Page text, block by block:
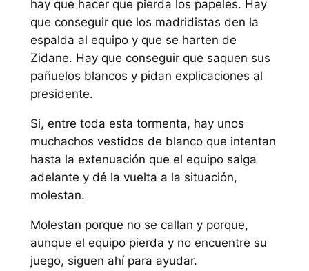
hay que hacer que pierda los papeles. Hay
que conseguir que los madridistas den la
espalda al equipo y que se harten de
Zidane. Hay que conseguir que saquen sus
pañuelos blancos y pidan explicaciones al
presidente.
Si, entre toda esta tormenta, hay unos
muchachos vestidos de blanco que intentan
hasta la extenuación que el equipo salga
adelante y dé la vuelta a la situación,
molestan.
Molestan porque no se callan y porque,
aunque el equipo pierda y no encuentre su
juego, siguen ahí para ayudar.